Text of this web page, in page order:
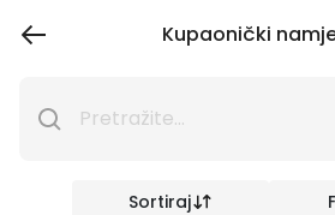
Kupaonički
Sortiraj